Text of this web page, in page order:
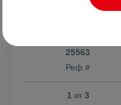
25563
Реф #
1 от3